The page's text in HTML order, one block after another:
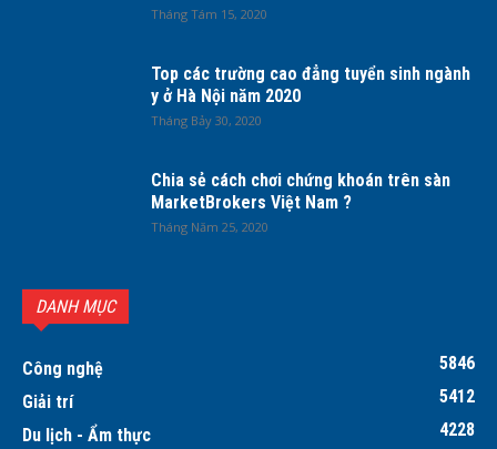
Tháng Tám 15, 2020
Top các trường cao đẳng tuyển sinh ngành
y ở Hà Nội năm 2020
Tháng Bảy 30, 2020
Chia sẻ cách chơi chứng khoán trên sàn
MarketBrokers Việt Nam ?
Tháng Năm 25, 2020
DANH MỤC
Công nghệ
5846
Giải trí
5412
Du lịch - Ẩm thực
4228